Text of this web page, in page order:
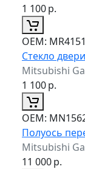
1 100р.
ОЕМ:
Стекло
Mitsubishi
1 100р.
ОЕМ:
Полуось
Mitsubishi
11 000р.